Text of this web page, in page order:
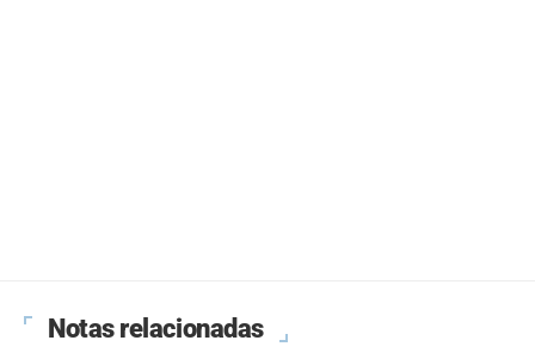
Notas relacionadas